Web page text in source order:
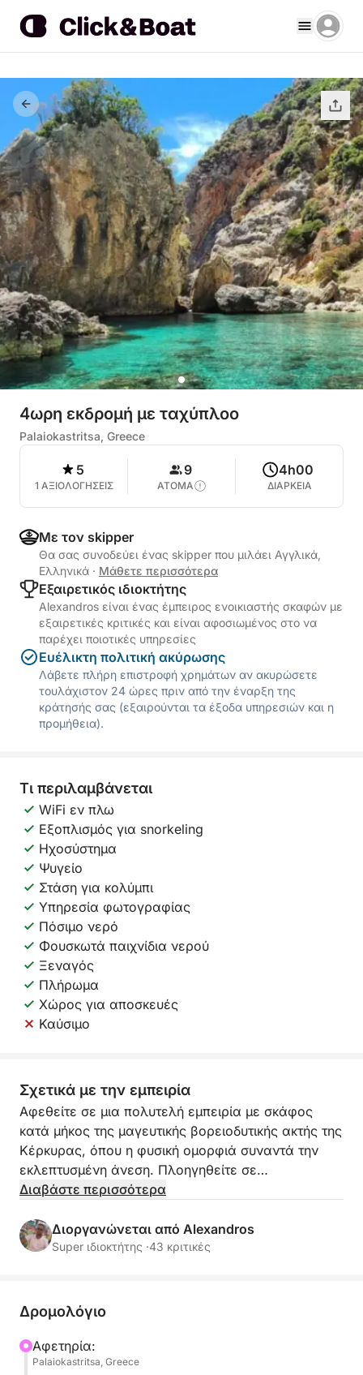
4ωρη εκδρομή με ταχύπλοο
Palaiokastritsa, Greece
5
1 ΑΞΙΟΛΟΓΗΣΕΙΣ
9
ΑΤΟΜΑ
4h00
ΔΙΑΡΚΕΙΑ
Με τον skipper
Θα σας συνοδεύει ένας skipper που μιλάει Αγγλικά,
Ελληνικά · Μάθετε περισσότερα
Εξαιρετικός ιδιοκτήτης
Alexandros είναι ένας έμπειρος ενοικιαστής σκαφών με
εξαιρετικές κριτικές και είναι αφοσιωμένος στο να
παρέχει ποιοτικές υπηρεσίες
Ευέλικτη πολιτική ακύρωσης
Λάβετε πλήρη επιστροφή χρημάτων αν ακυρώσετε
τουλάχιστον 24 ώρες πριν από την έναρξη της
κράτησής σας (εξαιρούνται τα έξοδα υπηρεσιών και η
προμήθεια).
Τι περιλαμβάνεται
WiFi εν πλω
Εξοπλισμός για snorkeling
Ηχοσύστημα
Ψυγείο
Στάση για κολύμπι
Υπηρεσία φωτογραφίας
Πόσιμο νερό
Φουσκωτά παιχνίδια νερού
Ξεναγός
Πλήρωμα
Χώρος για αποσκευές
Καύσιμο
Σχετικά με την εμπειρία
Αφεθείτε σε μια πολυτελή εμπειρία με σκάφος
κατά μήκος της μαγευτικής βορειοδυτικής ακτής της
Κέρκυρας, όπου η φυσική ομορφιά συναντά την
εκλεπτυσμένη άνεση. Πλοηγηθείτε σε
κρυστάλλινα, τιρκουάζ νερά, περνώντας από
απομονωμένους όρμους προσβάσιμους μόνο από
τη θάλασσα. Χαλαρώστε στο σκάφος με στυλ,
ιδιωτικότητας και ηρεμίας. Αυτό το αποκλειστικό
εξερευνήσετε την πιο παρθένα ακτογραμμή της
Κέρκυρας: ιδανικό για όσους αναζητούν
Διαβάστε περισσότερα
Διοργανώνεται από Alexandros
Super ιδιοκτήτης ·43 κριτικές
Δρομολόγιο
Αφετηρία:
Palaiokastritsa, Greece